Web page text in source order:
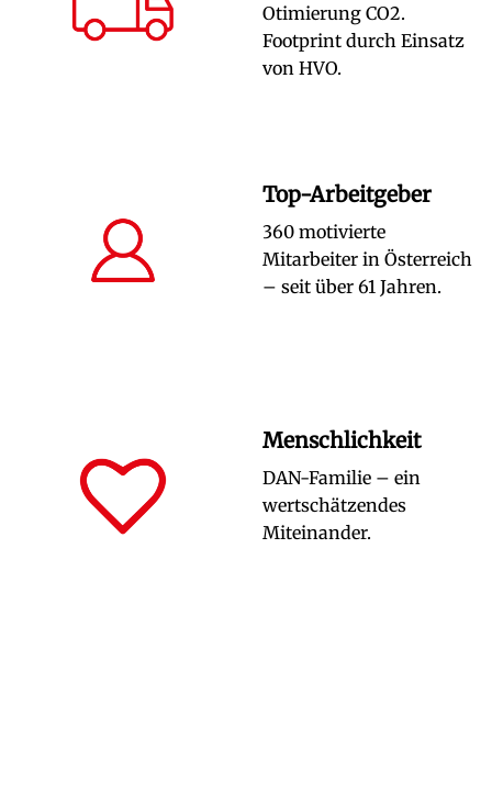
Otimierung CO2.
Footprint durch Einsatz
von HVO.
Top-Arbeitgeber
360 motivierte
Mitarbeiter in Österreich
– seit über 61 Jahren.
Menschlichkeit
DAN-Familie – ein
wertschätzendes
Miteinander.